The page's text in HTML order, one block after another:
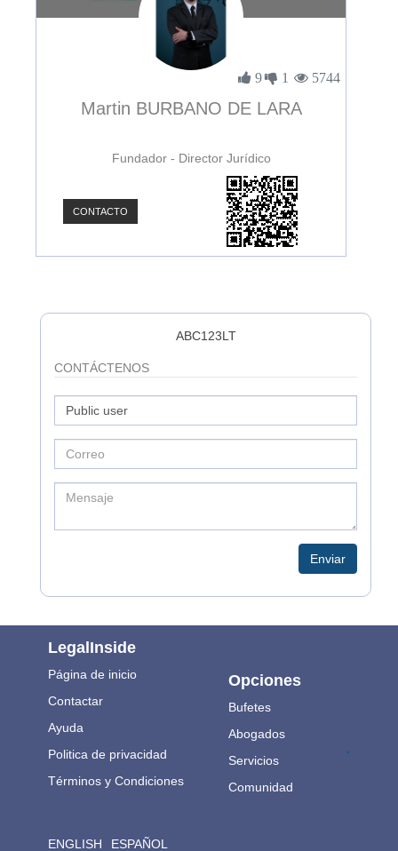
9 1 5744
Martin BURBANO DE LARA
Fundador - Director Jurídico
CONTACTO
ABC123LT
CONTÁCTENOS
Enviar
LegalInside
Página de inicio
Contactar
Ayuda
Politica de privacidad
Términos y Condiciones
ENGLISH ESPAÑOL
Opciones
Bufetes
Abogados
Servicios
Comunidad
.